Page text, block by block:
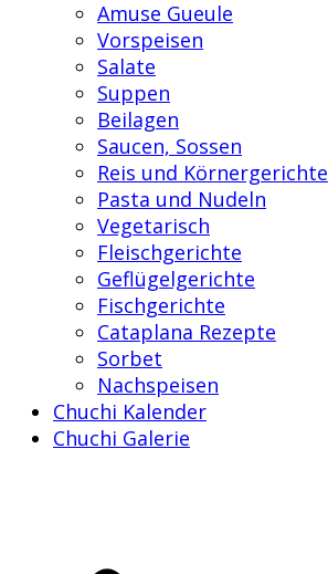
Amuse Gueule
Vorspeisen
Salate
Suppen
Beilagen
Saucen, Sossen
Reis und Körnergerichte
Pasta und Nudeln
Vegetarisch
Fleischgerichte
Geflügelgerichte
Fischgerichte
Cataplana Rezepte
Sorbet
Nachspeisen
Chuchi Kalender
Chuchi Galerie